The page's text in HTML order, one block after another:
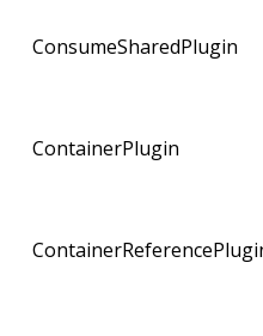
ConsumeSharedPlugin
ContainerPlugin